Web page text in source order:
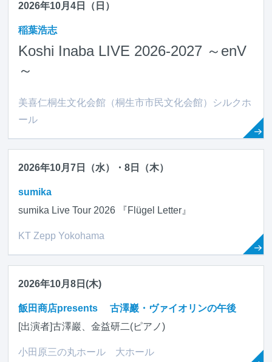
2026年10月4日（日）
稲葉浩志
Koshi Inaba LIVE 2026-2027 ～enV
～
美喜仁桐生文化会館（桐生市市民文化会館）シルクホ
ール
2026年10月7日（水）・8日（木）
sumika
sumika Live Tour 2026 『Flügel Letter』
KT Zepp Yokohama
2026年10月8日(木)
飯田商店presents 古澤巖・ヴァイオリンの午後
[出演者]古澤巖、金益研二(ピアノ)
小田原三の丸ホール 大ホール